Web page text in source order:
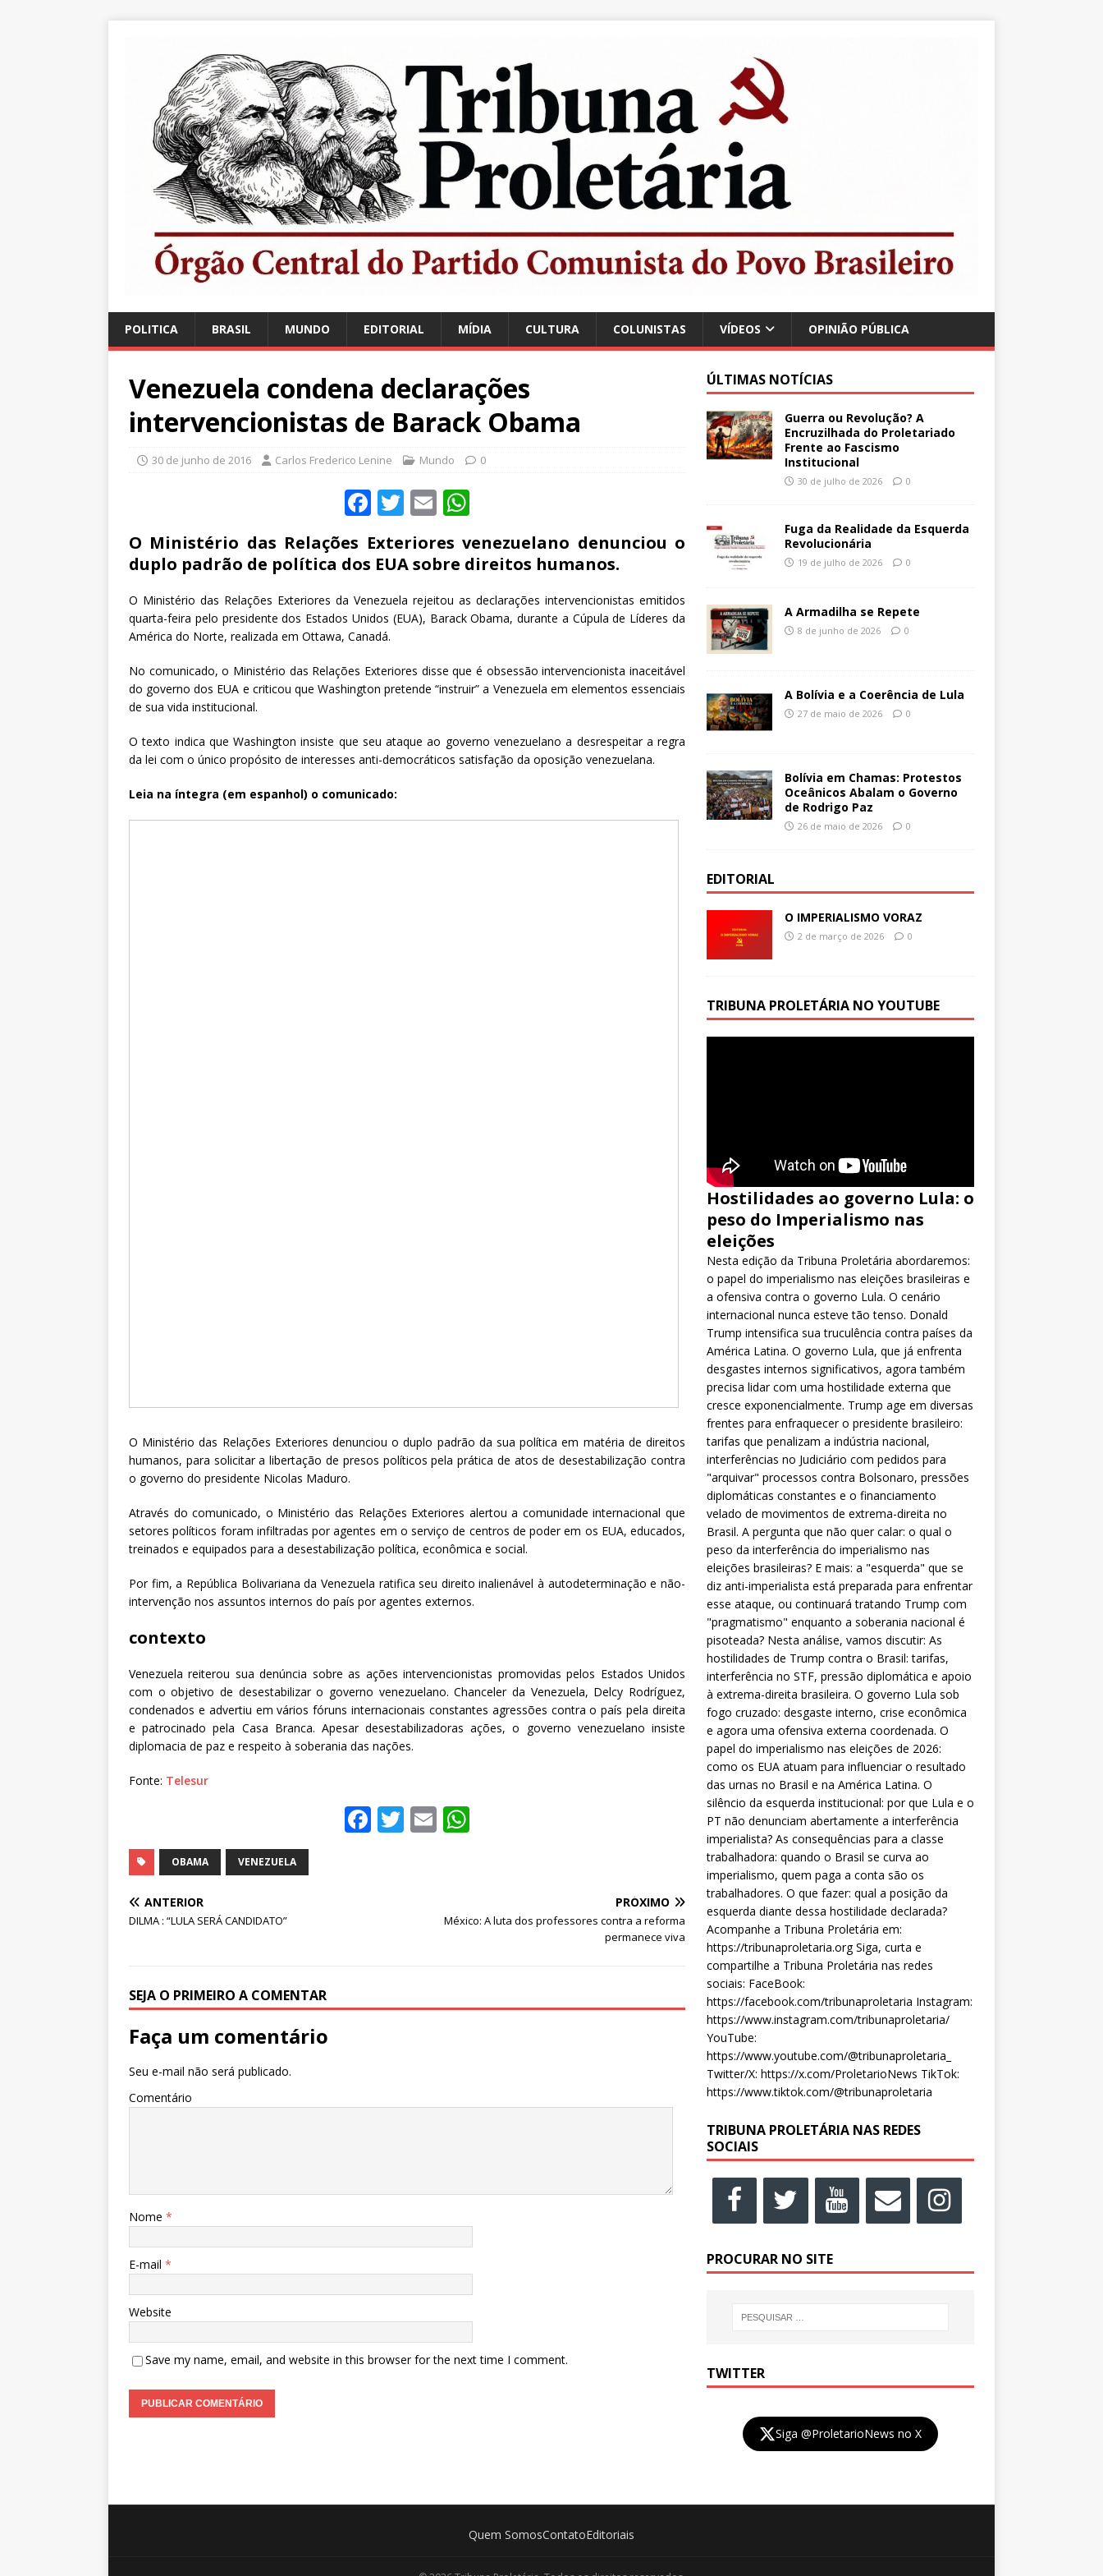
POLITICA BRASIL MUNDO EDITORIAL MÍDIA CULTURA COLUNISTAS VÍDEOS OPINIÃO PÚBLICA
Venezuela condena declarações
intervencionistas de Barack Obama
30 de junho de 2016 Carlos Frederico Lenine Mundo 0
F
a
c
e
b
o
o
k
T
w
it
te
r
E
ai
l
at
s
A
p
p
O Ministério das Relações Exteriores venezuelano denunciou o
duplo padrão de política dos EUA sobre direitos humanos.
O Ministério das Relações Exteriores da Venezuela rejeitou as declarações intervencionistas emitidos
quarta-feira pelo presidente dos Estados Unidos (EUA), Barack Obama, durante a Cúpula de Líderes da
América do Norte, realizada em Ottawa, Canadá.
No comunicado, o Ministério das Relações Exteriores disse que é obsessão intervencionista inaceitável
do governo dos EUA e criticou que Washington pretende “instruir” a Venezuela em elementos essenciais
de sua vida institucional.
O texto indica que Washington insiste que seu ataque ao governo venezuelano a desrespeitar a regra
da lei com o único propósito de interesses anti-democráticos satisfação da oposição venezuelana.
Leia na íntegra (em espanhol) o comunicado:
O Ministério das Relações Exteriores denunciou o duplo padrão da sua política em matéria de direitos
humanos, para solicitar a libertação de presos políticos pela prática de atos de desestabilização contra
o governo do presidente Nicolas Maduro.
Através do comunicado, o Ministério das Relações Exteriores alertou a comunidade internacional que
setores políticos foram infiltradas por agentes em o serviço de centros de poder em os EUA, educados,
treinados e equipados para a desestabilização política, econômica e social.
Por fim, a República Bolivariana da Venezuela ratifica seu direito inalienável à autodeterminação e não-
intervenção nos assuntos internos do país por agentes externos.
contexto
Venezuela reiterou sua denúncia sobre as ações intervencionistas promovidas pelos Estados Unidos
com o objetivo de desestabilizar o governo venezuelano. Chanceler da Venezuela, Delcy Rodríguez,
condenados e advertiu em vários fóruns internacionais constantes agressões contra o país pela direita
e patrocinado pela Casa Branca. Apesar desestabilizadoras ações, o governo venezuelano insiste
diplomacia de paz e respeito à soberania das nações.
Fonte: Telesur
F
k
T E
A
OBAMA VENEZUELA
ANTERIOR
DILMA : “LULA SERÁ CANDIDATO”
PRÓXIMO
México: A luta dos professores contra a reforma
permanece viva
SEJA O PRIMEIRO A COMENTAR
Faça um comentário
Seu e-mail não será publicado.
Comentário
Nome *
E-mail *
Website
Save my name, email, and website in this browser for the next time I comment.
ÚLTIMAS NOTÍCIAS
Guerra ou Revolução? A
Encruzilhada do Proletariado
Frente ao Fascismo
Institucional
30 de julho de 2026 0
Fuga da Realidade da Esquerda
Revolucionária
19 de julho de 2026 0
A Armadilha se Repete
8 de junho de 2026 0
A Bolívia e a Coerência de Lula
27 de maio de 2026 0
Bolívia em Chamas: Protestos
Oceânicos Abalam o Governo
de Rodrigo Paz
26 de maio de 2026 0
EDITORIAL
O IMPERIALISMO VORAZ
2 de março de 2026 0
TRIBUNA PROLETÁRIA NO YOUTUBE
Hostilidades ao governo Lula: o
peso do Imperialismo nas
eleições
Nesta edição da Tribuna Proletária abordaremos:
o papel do imperialismo nas eleições brasileiras e
a ofensiva contra o governo Lula. O cenário
internacional nunca esteve tão tenso. Donald
Trump intensifica sua truculência contra países da
América Latina. O governo Lula, que já enfrenta
desgastes internos significativos, agora também
precisa lidar com uma hostilidade externa que
cresce exponencialmente. Trump age em diversas
frentes para enfraquecer o presidente brasileiro:
tarifas que penalizam a indústria nacional,
interferências no Judiciário com pedidos para
"arquivar" processos contra Bolsonaro, pressões
diplomáticas constantes e o financiamento
velado de movimentos de extrema-direita no
Brasil. A pergunta que não quer calar: o qual o
peso da interferência do imperialismo nas
eleições brasileiras? E mais: a "esquerda" que se
diz anti-imperialista está preparada para enfrentar
esse ataque, ou continuará tratando Trump com
"pragmatismo" enquanto a soberania nacional é
pisoteada? Nesta análise, vamos discutir: As
hostilidades de Trump contra o Brasil: tarifas,
interferência no STF, pressão diplomática e apoio
à extrema-direita brasileira. O governo Lula sob
fogo cruzado: desgaste interno, crise econômica
e agora uma ofensiva externa coordenada. O
papel do imperialismo nas eleições de 2026:
como os EUA atuam para influenciar o resultado
das urnas no Brasil e na América Latina. O
silêncio da esquerda institucional: por que Lula e o
PT não denunciam abertamente a interferência
imperialista? As consequências para a classe
trabalhadora: quando o Brasil se curva ao
imperialismo, quem paga a conta são os
trabalhadores. O que fazer: qual a posição da
esquerda diante dessa hostilidade declarada?
Acompanhe a Tribuna Proletária em:
https://tribunaproletaria.org Siga, curta e
compartilhe a Tribuna Proletária nas redes
sociais: FaceBook:
https://facebook.com/tribunaproletaria Instagram:
https://www.instagram.com/tribunaproletaria/
YouTube:
https://www.youtube.com/@tribunaproletaria_
Twitter/X: https://x.com/ProletarioNews TikTok:
https://www.tiktok.com/@tribunaproletaria
TRIBUNA PROLETÁRIA NAS REDES
SOCIAIS
PROCURAR NO SITE
TWITTER
Siga @ProletarioNews no X
Quem SomosContatoEditoriais